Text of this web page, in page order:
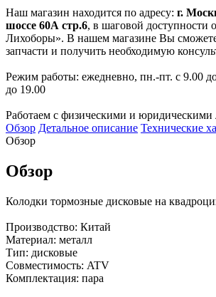
Наш магазин находится по адресу: г.
шоссе 60А стр.6, в шаговой доступности
Лихоборы». В нашем магазине Вы
запчасти и получить необходимую
Режим работы: ежедневно, пн.-пт. с 9.00
до 19.00
Работаем с физическими и юридическими
Обзор Детальное описание Технические
Обзор
Обзор
Колодки тормозные дисковые на
Производство: Китай
Материал: металл
Тип: дисковые
Совместимость: ATV
Комплектация: пара